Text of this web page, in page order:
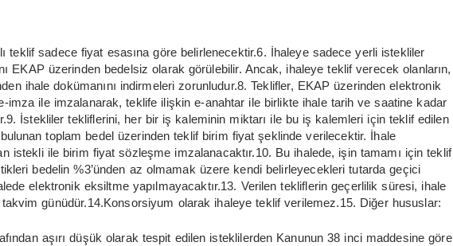
teklif sadece fiyat esasına göre belirlenecektir.6. İhaleye sadece yerli istekliler
EKAP üzerinden bedelsiz olarak görülebilir. Ancak, ihaleye teklif verecek olanların,
ihale dokümanını indirmeleri zorunludur.8. Teklifler, EKAP üzerinden elektronik
imza ile imzalanarak, teklife ilişkin e-anahtar ile birlikte ihale tarih ve saatine kadar
İstekliler tekliflerini, her bir iş kaleminin miktarı ile bu iş kalemleri için teklif edilen
bulunan toplam bedel üzerinden teklif birim fiyat şeklinde verilecektir. İhale
istekli ile birim fiyat sözleşme imzalanacaktır.10. Bu ihalede, işin tamamı için teklif
bedelin %3’ünden az olmamak üzere kendi belirleyecekleri tutarda geçici
elektronik eksiltme yapılmayacaktır.13. Verilen tekliflerin geçerlilik süresi, ihale
günüdür.14.Konsorsiyum olarak ihaleye teklif verilemez.15. Diğer hususlar:
aşırı düşük olarak tespit edilen isteklilerden Kanunun 38 inci maddesine göre